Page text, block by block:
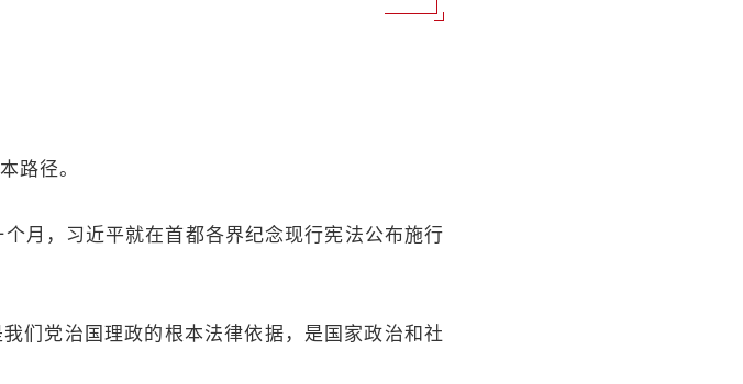
路径。
月，习近平就在首都各界纪念现行宪法公布施行
们党治国理政的根本法律依据，是国家政治和社